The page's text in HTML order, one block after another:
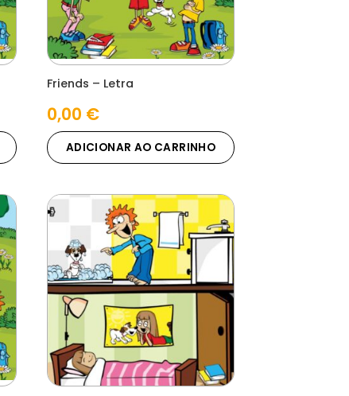
Friends – Letra
0,00 €
ADICIONAR AO CARRINHO